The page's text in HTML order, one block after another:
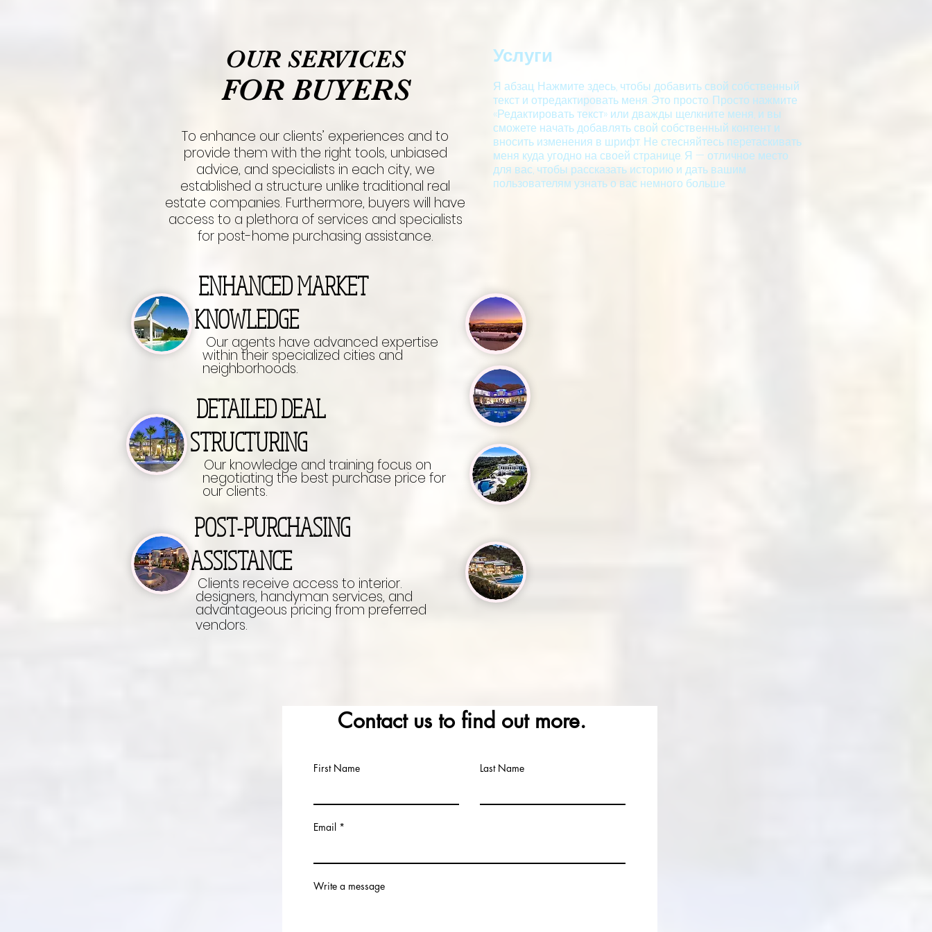
OUR SERVICES
FOR BUYERS
To enhance our clients’ experiences and to
provide them with the right tools, unbiased
advice, and specialists in each city, we
established a structure unlike traditional real
estate companies. Furthermore, buyers will have
access to a plethora of services and specialists
for post-home purchasing assistance.
ENHANCED MARKET
KNOWLEDGE
Our agents have advanced expertise
within their specialized cities and
neighborhoods.
DETAILED DEAL
STRUCTURING
Our knowledge and training focus on
negotiating the best purchase price for
our clients.
POST-PURCHASING
ASSISTANCE
Clients receive access to interior.
designers, handyman services, and
advantageous pricing from preferred
vendors.
Услуги
Я абзац. Нажмите здесь, чтобы добавить свой собственный
текст и отредактировать меня. Это просто. Просто нажмите
«Редактировать текст» или дважды щелкните меня, и вы
сможете начать добавлять свой собственный контент и
вносить изменения в шрифт. Не стесняйтесь перетаскивать
меня куда угодно на своей странице. Я — отличное место
для вас, чтобы рассказать историю и дать вашим
пользователям узнать о вас немного больше.
Contact us to find out more.
First Name Last Name
Email
Write a message